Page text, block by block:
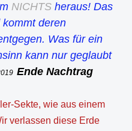
NICHTS heraus! Das
deren
Was für ein
kann nur geglaubt
Ende Nachtrag
Sekte, wie aus einem
verlassen diese Erde